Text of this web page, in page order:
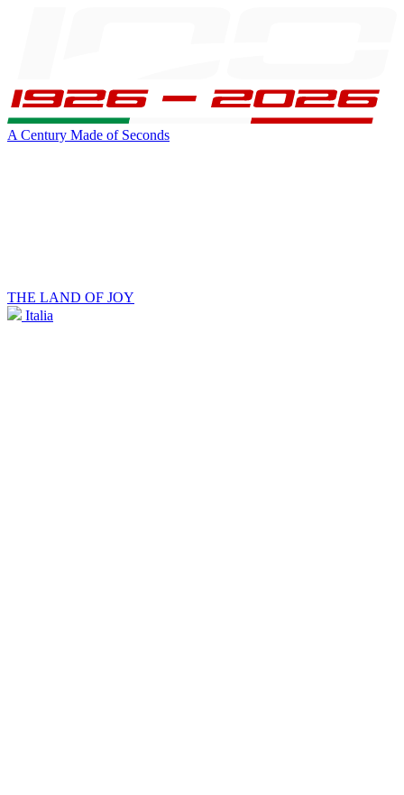
A Century Made of Seconds
THE LAND OF JOY
Italia